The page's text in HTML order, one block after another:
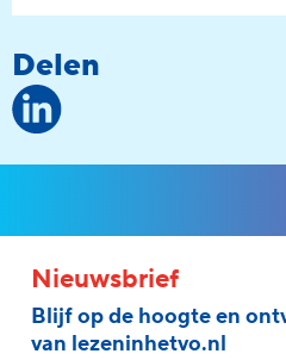
Delen
Nieuwsbrief
Blijf op de hoogte en
van lezeninhetvo.nl